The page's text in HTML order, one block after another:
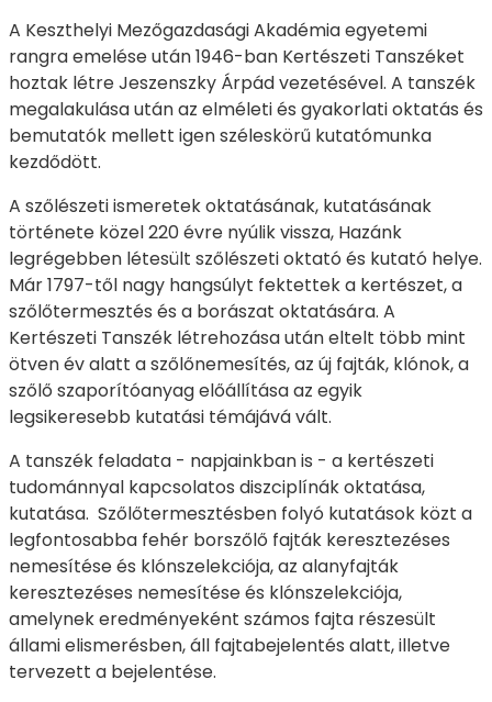
A Keszthelyi Mezőgazdasági Akadémia egyetemi
rangra emelése után 1946-ban Kertészeti Tanszéket
hoztak létre Jeszenszky Árpád vezetésével. A tanszék
megalakulása után az elméleti és gyakorlati oktatás és
bemutatók mellett igen széleskörű kutatómunka
kezdődött.
A szőlészeti ismeretek oktatásának, kutatásának
története közel 220 évre nyúlik vissza, Hazánk
legrégebben létesült szőlészeti oktató és kutató helye.
Már 1797-től nagy hangsúlyt fektettek a kertészet, a
szőlőtermesztés és a borászat oktatására. A
Kertészeti Tanszék létrehozása után eltelt több mint
ötven év alatt a szőlőnemesítés, az új fajták, klónok, a
szőlő szaporítóanyag előállítása az egyik
legsikeresebb kutatási témájává vált.
A tanszék feladata - napjainkban is - a kertészeti
tudománnyal kapcsolatos diszciplínák oktatása,
kutatása. Szőlőtermesztésben folyó kutatások közt a
legfontosabba fehér borszőlő fajták keresztezéses
nemesítése és klónszelekciója, az alanyfajták
keresztezéses nemesítése és klónszelekciója,
amelynek eredményeként számos fajta részesült
állami elismerésben, áll fajtabejelentés alatt, illetve
tervezett a bejelentése.